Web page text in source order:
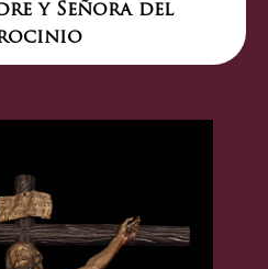
y Señora del